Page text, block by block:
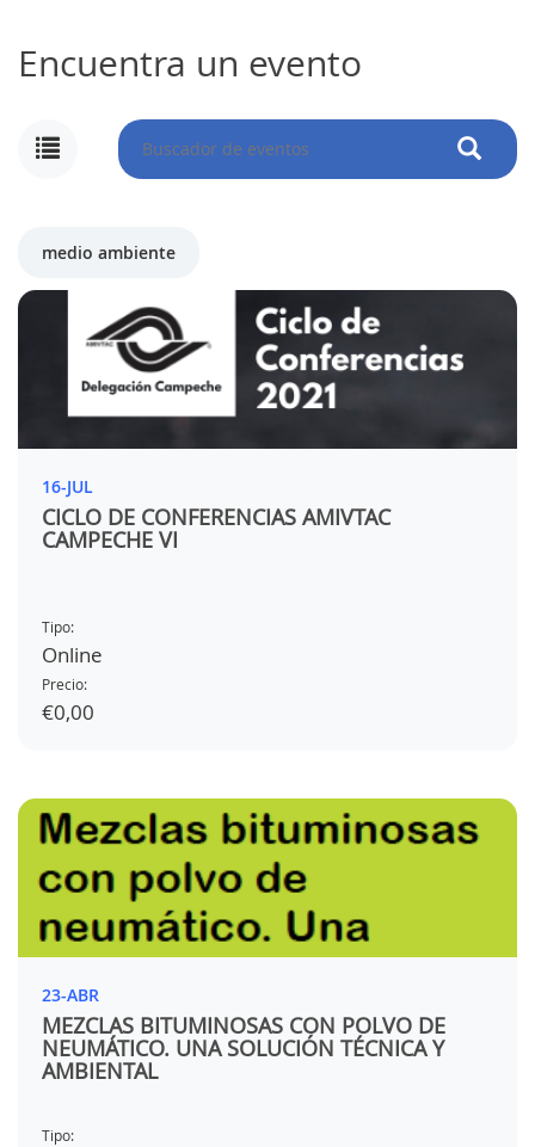
Encuentra un evento
medio ambiente
16-JUL
CICLO DE CONFERENCIAS AMIVTAC
CAMPECHE VI
Tipo:
Online
Precio:
€0,00
23-ABR
MEZCLAS BITUMINOSAS CON POLVO DE
NEUMÁTICO. UNA SOLUCIÓN TÉCNICA Y
AMBIENTAL
Tipo: